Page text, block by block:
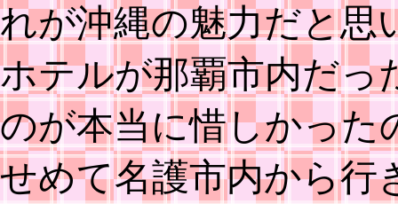
れが沖縄の魅力だと思
ホテルが那覇市内だっ
のが本当に惜しかった
せめて名護市内から行